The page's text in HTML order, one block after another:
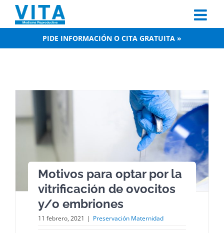
content
PIDE INFORMACIÓN O CITA GRATUITA »
Motivos para optar por la
vitrificación de ovocitos
y/o embriones
11 febrero, 2021 | Preservación Maternidad